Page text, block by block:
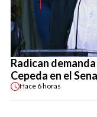
Radican
Cepeda en el
Hace 6 horas